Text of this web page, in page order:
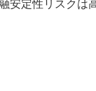
安定性リスクは